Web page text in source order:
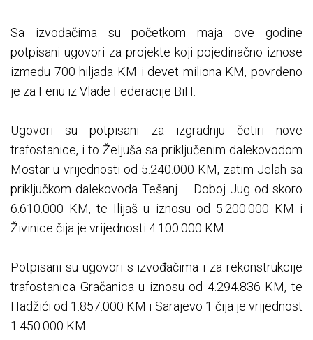
Sa izvođačima su početkom maja ove godine
potpisani ugovori za projekte koji pojedinačno iznose
između 700 hiljada KM i devet miliona KM, povrđeno
je za Fenu iz Vlade Federacije BiH.
Ugovori su potpisani za izgradnju četiri nove
trafostanice, i to Željuša sa priključenim dalekovodom
Mostar u vrijednosti od 5.240.000 KM, zatim Jelah sa
priključkom dalekovoda Tešanj – Doboj Jug od skoro
6.610.000 KM, te Ilijaš u iznosu od 5.200.000 KM i
Živinice čija je vrijednosti 4.100.000 KM.
Potpisani su ugovori s izvođačima i za rekonstrukcije
trafostanica Gračanica u iznosu od 4.294.836 KM, te
Hadžići od 1.857.000 KM i Sarajevo 1 čija je vrijednost
1.450.000 KM.